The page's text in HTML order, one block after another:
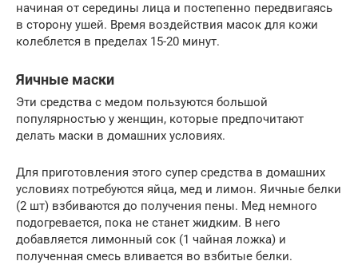
начиная от середины лица и постепенно передвигаясь
в сторону ушей. Время воздействия масок для кожи
колеблется в пределах 15-20 минут.
Яичные маски
Эти средства с медом пользуются большой
популярностью у женщин, которые предпочитают
делать маски в домашних условиях.
Для приготовления этого супер средства в домашних
условиях потребуются яйца, мед и лимон. Яичные белки
(2 шт) взбиваются до получения пены. Мед немного
подогревается, пока не станет жидким. В него
добавляется лимонный сок (1 чайная ложка) и
полученная смесь вливается во взбитые белки.